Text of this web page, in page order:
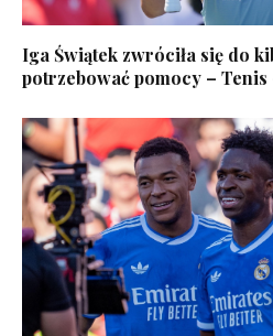
Iga Świątek zwróciła się do
potrzebować pomocy –